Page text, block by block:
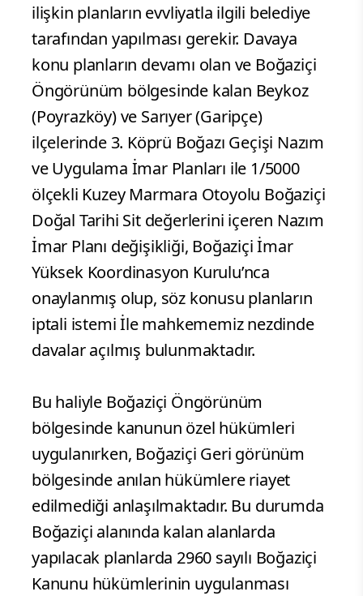
ilişkin planların evvliyatla ilgili belediye
tarafından yapılması gerekir. Davaya
konu planların devamı olan ve Boğaziçi
Öngörünüm bölgesinde kalan Beykoz
(Poyrazköy) ve Sarıyer (Garipçe)
ilçelerinde 3. Köprü Boğazı Geçişi Nazım
ve Uygulama İmar Planları ile 1/5000
ölçekli Kuzey Marmara Otoyolu Boğaziçi
Doğal Tarihi Sit değerlerini içeren Nazım
İmar Planı değişikliği, Boğaziçi İmar
Yüksek Koordinasyon Kurulu’nca
onaylanmış olup, söz konusu planların
iptali istemi İle mahkememiz nezdinde
davalar açılmış bulunmaktadır.
Bu haliyle Boğaziçi Öngörünüm
bölgesinde kanunun özel hükümleri
uygulanırken, Boğaziçi Geri görünüm
bölgesinde anılan hükümlere riayet
edilmediği anlaşılmaktadır. Bu durumda
Boğaziçi alanında kalan alanlarda
yapılacak planlarda 2960 sayılı Boğaziçi
Kanunu hükümlerinin uygulanması